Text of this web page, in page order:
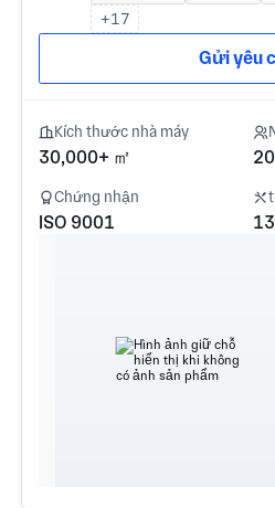
+17
Gửi yêu
Kích thước nhà máy
30,000+ ㎡
Chứng nhận
ISO 9001